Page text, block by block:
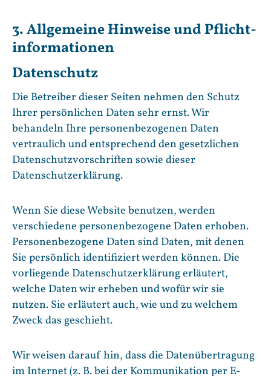
3. Allgemeine Hinweise und Pflicht­
informationen
Datenschutz
Die Betreiber dieser Seiten nehmen den Schutz
Ihrer persönlichen Daten sehr ernst. Wir
behandeln Ihre personenbezogenen Daten
vertraulich und entsprechend den gesetzlichen
Datenschutzvorschriften sowie dieser
Datenschutzerklärung.
Wenn Sie diese Website benutzen, werden
verschiedene personenbezogene Daten erhoben.
Personenbezogene Daten sind Daten, mit denen
Sie persönlich identifiziert werden können. Die
vorliegende Datenschutzerklärung erläutert,
welche Daten wir erheben und wofür wir sie
nutzen. Sie erläutert auch, wie und zu welchem
Zweck das geschieht.
Wir weisen darauf hin, dass die Datenübertragung
im Internet (z. B. bei der Kommunikation per E-